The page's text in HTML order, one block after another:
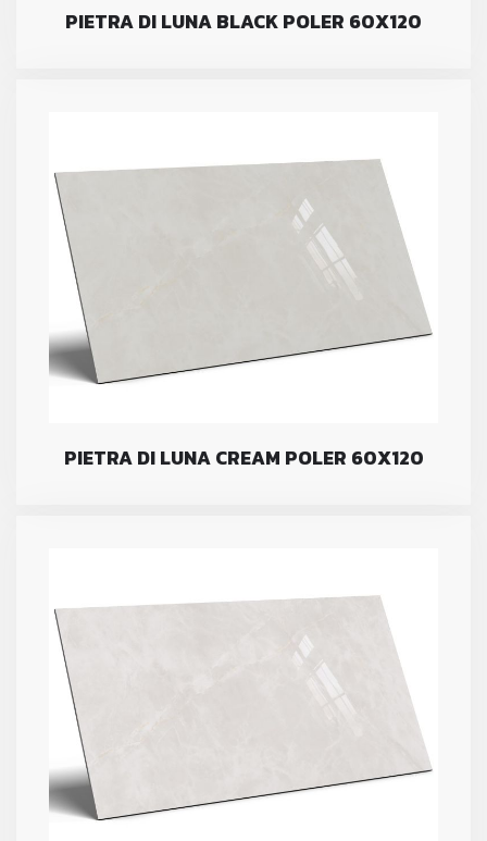
PIETRA DI LUNA BLACK POLER 60X120
PIETRA DI LUNA CREAM POLER 60X120